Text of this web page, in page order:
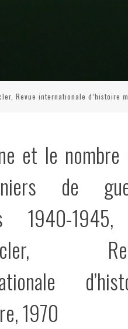
Revue internationale d’histoire
et le nombre
de
1940-
1970